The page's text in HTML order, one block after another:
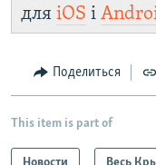
для iOS і
Поделиться
This item is part of